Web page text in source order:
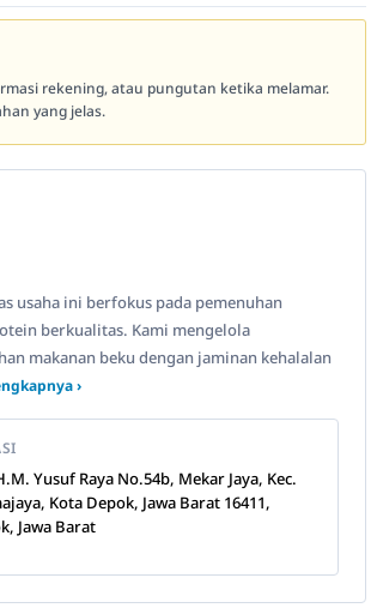
rekening, atau pungutan ketika melamar.
yang jelas.
usaha ini berfokus pada pemenuhan
berkualitas. Kami mengelola
makanan beku dengan jaminan kehalalan
›
Yusuf Raya No.54b, Mekar Jaya, Kec.
Kota Depok, Jawa Barat 16411,
Jawa Barat